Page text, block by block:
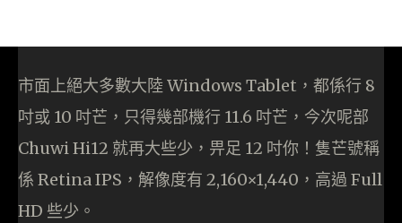
市面上絕大多數大陸 Windows Tablet，都係行 8
吋或 10 吋芒，只得幾部機行 11.6 吋芒，今次呢部
Chuwi Hi12 就再大些少，畀足 12 吋你！隻芒號稱
係 Retina IPS，解像度有 2,160×1,440，高過 Full
HD 些少。